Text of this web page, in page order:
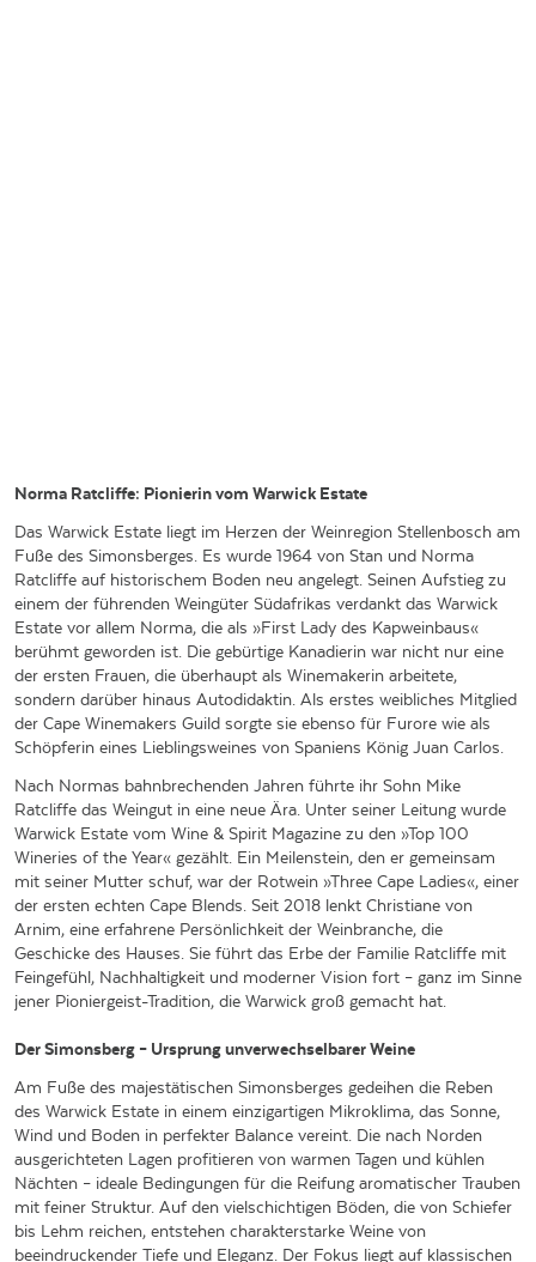
Norma Ratcliffe: Pionierin vom Warwick Estate
Das Warwick Estate liegt im Herzen der Weinregion Stellenbosch am
Fuße des Simonsberges. Es wurde 1964 von Stan und Norma
Ratcliffe auf historischem Boden neu angelegt. Seinen Aufstieg zu
einem der führenden Weingüter Südafrikas verdankt das Warwick
Estate vor allem Norma, die als »First Lady des Kapweinbaus«
berühmt geworden ist. Die gebürtige Kanadierin war nicht nur eine
der ersten Frauen, die überhaupt als Winemakerin arbeitete,
sondern darüber hinaus Autodidaktin. Als erstes weibliches Mitglied
der Cape Winemakers Guild sorgte sie ebenso für Furore wie als
Schöpferin eines Lieblingsweines von Spaniens König Juan Carlos.
Nach Normas bahnbrechenden Jahren führte ihr Sohn Mike
Ratcliffe das Weingut in eine neue Ära. Unter seiner Leitung wurde
Warwick Estate vom Wine & Spirit Magazine zu den »Top 100
Wineries of the Year« gezählt. Ein Meilenstein, den er gemeinsam
mit seiner Mutter schuf, war der Rotwein »Three Cape Ladies«, einer
der ersten echten Cape Blends. Seit 2018 lenkt Christiane von
Arnim, eine erfahrene Persönlichkeit der Weinbranche, die
Geschicke des Hauses. Sie führt das Erbe der Familie Ratcliffe mit
Feingefühl, Nachhaltigkeit und moderner Vision fort – ganz im Sinne
jener Pioniergeist-Tradition, die Warwick groß gemacht hat.
Der Simonsberg – Ursprung unverwechselbarer Weine
Am Fuße des majestätischen Simonsberges gedeihen die Reben
des Warwick Estate in einem einzigartigen Mikroklima, das Sonne,
Wind und Boden in perfekter Balance vereint. Die nach Norden
ausgerichteten Lagen profitieren von warmen Tagen und kühlen
Nächten – ideale Bedingungen für die Reifung aromatischer Trauben
mit feiner Struktur. Auf den vielschichtigen Böden, die von Schiefer
bis Lehm reichen, entstehen charakterstarke Weine von
beeindruckender Tiefe und Eleganz. Der Fokus liegt auf klassischen